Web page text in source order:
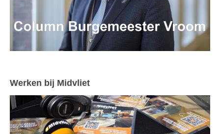
Werken bij Midvliet